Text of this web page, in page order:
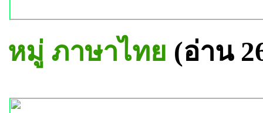
หมู่ ภาษาไทย (อ่าน